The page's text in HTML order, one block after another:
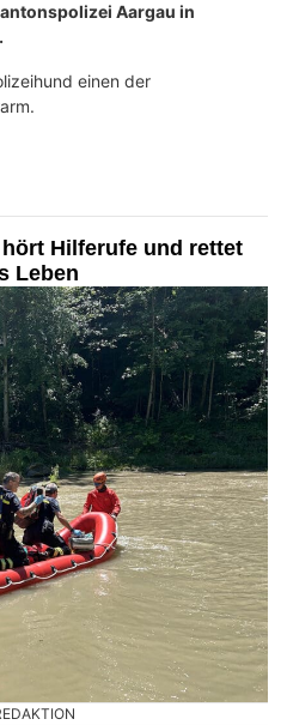
Aargau in
einen der
Hilferufe und rettet
Leben